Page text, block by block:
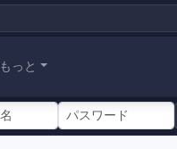
もっと